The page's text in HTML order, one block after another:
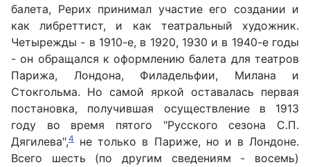
балета, Рерих принимал участие его создании и
как либреттист, и как театральный художник.
Четырежды - в 1910-е, в 1920, 1930 и в 1940-е годы
- он обращался к оформлению балета для театров
Парижа, Лондона, Филадельфии, Милана и
Стокгольма. Но самой яркой оставалась первая
постановка, получившая осуществление в 1913
году во время пятого "Русского сезона С.П.
Дягилева",4
не только в Париже, но и в Лондоне.
Всего шесть (по другим сведениям - восемь)